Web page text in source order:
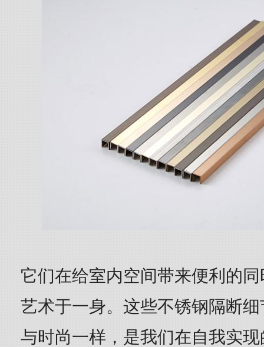
它们在给室内空间带来便利的
艺术于一身。这些不锈钢隔断
与时尚一样，是我们在自我实